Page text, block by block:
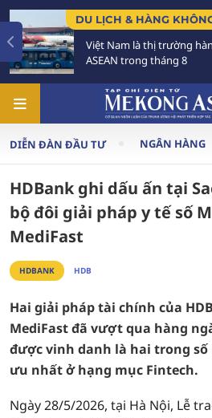
& HÀNG KHÔNG
là thị trường hàng không lớn thứ hai
trong tháng 8
DIỄN ĐÀN ĐẦU TƯ NGÂN HÀNG
HDBank ghi dấu ấn tại
bộ đôi giải pháp y tế số
MediFast
HDBANK HDB
Hai giải pháp tài chính của
MediFast đã vượt qua hàng
được vinh danh là hai trong
ưu nhất ở hạng mục Fintech.
Ngày 28/5/2026, tại Hà Nội, Lễ